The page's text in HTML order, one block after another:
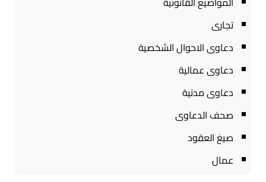
تجارى
دعاوى الاحوال الشخصية
دعاوى عمالية
دعاوى مدنية
صحف الدعاوى
صيغ العقود
عمال